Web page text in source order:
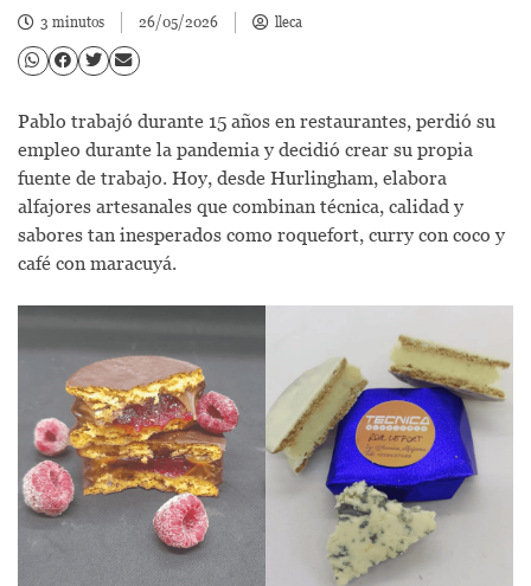
3 minutos 26/05/2026 lleca
Pablo trabajó durante 15 años en restaurantes, perdió su
empleo durante la pandemia y decidió crear su propia
fuente de trabajo. Hoy, desde Hurlingham, elabora
alfajores artesanales que combinan técnica, calidad y
sabores tan inesperados como roquefort, curry con coco y
café con maracuyá.